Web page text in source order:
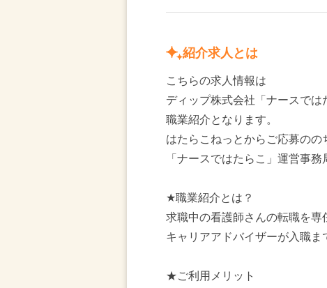
紹介求人とは
こちらの求人情報は
ディップ株式会社「ナースでは
職業紹介となります。
はたらこねっとからご応募のの
「ナースではたらこ」運営事務
★職業紹介とは？
求職中の看護師さんの転職を専
キャリアアドバイザーが入職ま
★ご利用メリット